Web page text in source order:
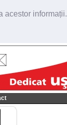
acestor informații.